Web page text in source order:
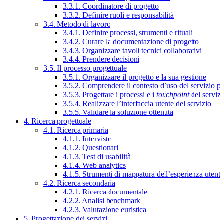
3.3.1. Coordinatore di progetto
3.3.2. Definire ruoli e responsabilità
3.4. Metodo di lavoro
3.4.1. Definire processi, strumenti e rituali
3.4.2. Curare la documentazione di progetto
3.4.3. Organizzare tavoli tecnici collaborativi
3.4.4. Prendere decisioni
3.5. Il processo progettuale
3.5.1. Organizzare il progetto e la sua gestione
3.5.2. Comprendere il contesto d’uso del servizio
3.5.3. Progettare i processi e i touchpointdel
3.5.4. Realizzare l’interfaccia utente del servizio
3.5.5. Validare la soluzione ottenuta
4. Ricerca progettuale
4.1. Ricerca primaria
4.1.1. Interviste
4.1.2. Questionari
4.1.3. Test di usabilità
4.1.4. Web analytics
4.1.5. Strumenti di mappatura dell’esperienza
4.2. Ricerca secondaria
4.2.1. Ricerca documentale
4.2.2. Analisi benchmark
4.2.3. Valutazione euristica
5. Progettazione dei servizi